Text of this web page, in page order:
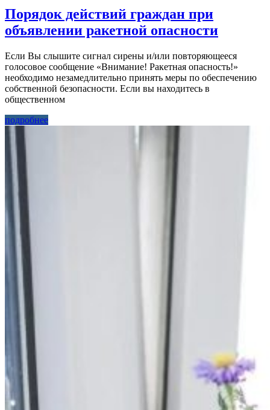
Порядок действий граждан при
объявлении ракетной опасности
Если Вы слышите сигнал сирены и/или повторяющееся
голосовое сообщение «Внимание! Ракетная опасность!»
необходимо незамедлительно принять меры по обеспечению
собственной безопасности. Если вы находитесь в
общественном
подробнее